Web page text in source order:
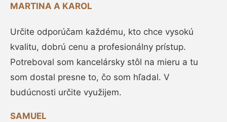
MARTINA A KAROL
Určite odporúčam každému, kto chce vysokú
kvalitu, dobrú cenu a profesionálny prístup.
Potreboval som kancelársky stôl na mieru a tu
som dostal presne to, čo som hľadal. V
budúcnosti určite využijem.
SAMUEL